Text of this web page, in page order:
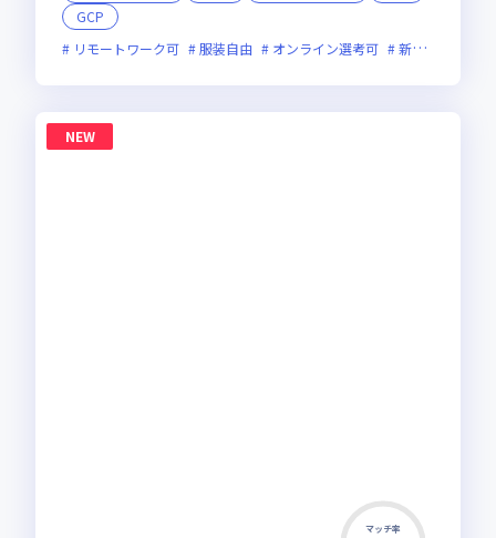
GCP
リモートワーク可
服装自由 オンライン選考可 新技術に積極的
NEW
マッチ率